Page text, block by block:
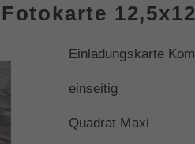
Einladungskarte
einseitig
Quadrat Maxi